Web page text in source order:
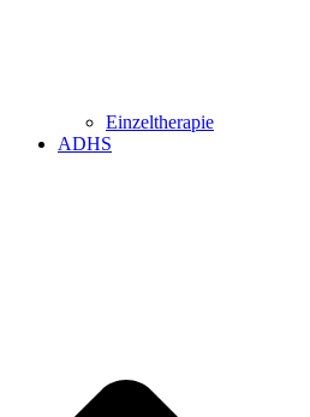
Einzeltherapie
ADHS